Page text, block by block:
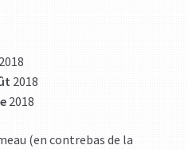
2018
2018
2018
(en contrebas de la